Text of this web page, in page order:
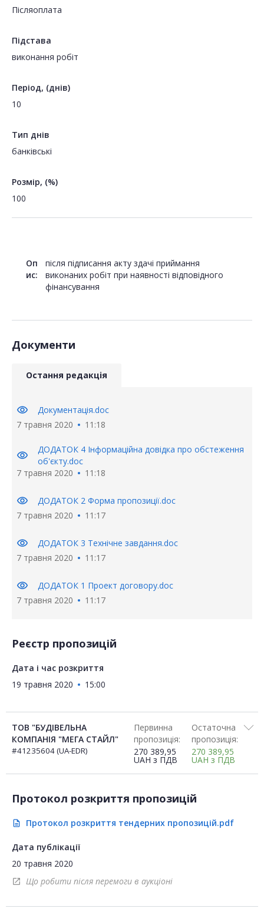
Пiсляоплата
Підстава
виконання робіт
Період, (днів)
10
Тип днів
банківські
Розмір, (%)
100
Оп
ис:
після підписання акту здачі приймання
виконаних робіт при наявності відповідного
фінансування
Документи
Остання редакція
visibility
Документація.doc
7 травня 2020
11:18
visibility
ДОДАТОК 4 Інформаційна довідка про обстеження
об'єкту.doc
7 травня 2020
11:18
visibility
ДОДАТОК 2 Форма пропозиції.doc
7 травня 2020
11:17
visibility
ДОДАТОК 3 Технічне завдання.doc
7 травня 2020
11:17
visibility
ДОДАТОК 1 Проект договору.doc
7 травня 2020
11:17
Реєстр пропозицій
Дата і час розкриття
19 травня 2020
15:00
ТОВ "БУДІВЕЛЬНА
КОМПАНІЯ "МЕГА СТАЙЛ"
#41235604 (UA-EDR)
Первинна
пропозиція:
270 389,95
UAH з ПДВ
Остаточна
пропозиція:
270 389,95
UAH з ПДВ
Протокол розкриття пропозицій
description Протокол розкриття тендерних пропозицій.pdf
Дата публікації
20 травня 2020
open_in_new Що робити після перемоги в аукціоні